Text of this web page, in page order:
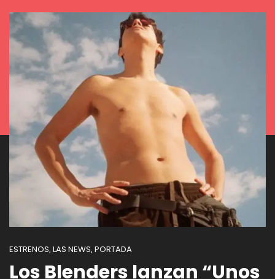
ESTRENOS, LAS NEWS, PORTADA
Los Blenders lanzan “Unos